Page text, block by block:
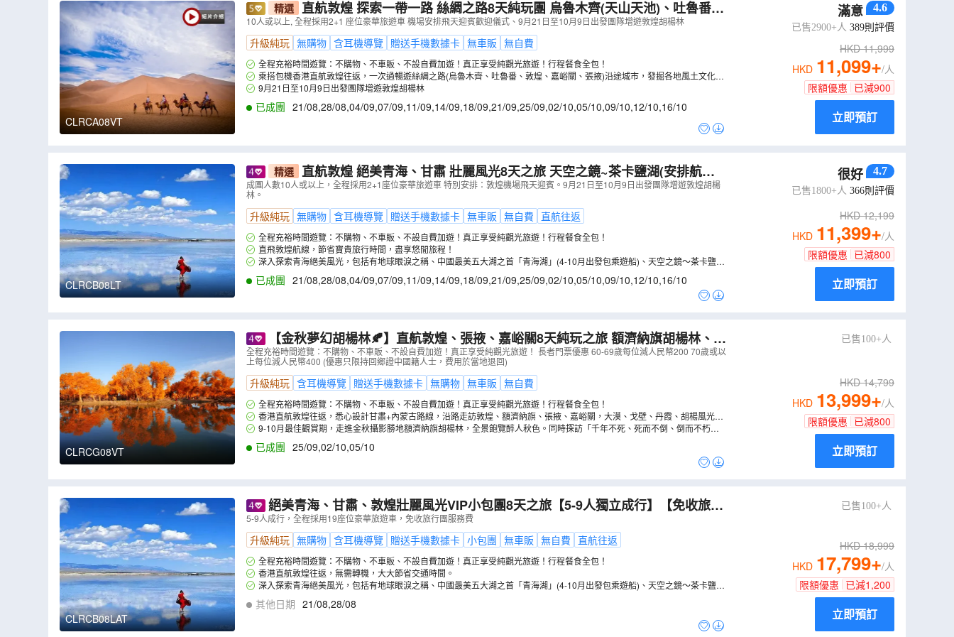
CLRCA08VT
精選 直航敦煌 探索一帶一路 絲綢之路8天純玩團 烏魯木齊(天山天池)、吐魯番
(火焰山、交河故城)、敦煌(莫高窟【保證參觀8個洞窟】、鳴沙山月牙泉騎駱駝體
驗)、嘉峪關、張掖(丹霞地質公園))（CLRCA08VT）
10人或以上, 全程採用2+1 座位豪華旅遊車 機場安排飛天迎賓歡迎儀式、9月21日至10月9日出發團隊增遊敦煌胡楊林
升級純玩 無購物 含耳機導覽 贈送手機數據卡 無車販 無自費
全程充裕時間遊覽：不購物、不車販、不設自費加遊！真正享受純觀光旅遊！行程餐食全包！
乘搭包機香港直航敦煌往返，一次過暢遊絲綢之路(烏魯木齊、吐魯番、敦煌、嘉峪關、張掖)沿途城市，發掘各地風土文化及
獨特風情。
9月21日至10月9日出發團隊增遊敦煌胡楊林
已成團 21/08,28/08,04/09,07/09,11/09,14/09,18/09,21/09,25/09,02/10,05/10,09/10,12/10,16/10
滿意 4.6
已售2900+人 389則評價
HKD11,999
HKD 11,099+/人
限額優惠 已減900
立即預訂
CLRCB08LT
精選 直航敦煌 絕美青海、甘肅 壯麗風光8天之旅 天空之鏡~茶卡鹽湖(安排航
拍)、青海湖、大柴旦翡翠湖、嗚沙山月牙泉(騎駱駝體驗)、塔爾寺、嘉峪關、莫高窟
【保證參觀8個洞窟】、大佛寺
成團人數10人或以上，全程採用2+1座位豪華旅遊車 特別安排：敦煌機場飛天迎賓。9月21日至10月9日出發團隊增遊敦煌胡楊
林。
升級純玩 無購物 含耳機導覽 贈送手機數據卡 無車販 無自費 直航往返
全程充裕時間遊覽：不購物、不車販、不設自費加遊！真正享受純觀光旅遊！行程餐食全包！
直飛敦煌航線，節省寶貴旅行時間，盡享悠閒旅程！
深入探索青海絕美風光，包括有地球眼淚之稱、中國最美五大湖之首「青海湖」(4-10月出發包乘遊船)、天空之鏡～茶卡鹽湖
(包乘電瓶車及小火車)、大柴旦翡翠湖(包乘景區電瓶車)、藏傳佛教聖地～塔爾寺(包乘景區電瓶車)等，壯麗美景令人著迷。更特
別安排茶卡鹽湖及大柴旦翡翠湖航拍，為旅程留下紀念。
已成團 21/08,28/08,04/09,07/09,11/09,14/09,18/09,21/09,25/09,02/10,05/10,09/10,12/10,16/10
很好 4.7
已售1800+人 366則評價
HKD12,199
HKD 11,399+/人
限額優惠 已減800
立即預訂
CLRCG08VT
【金秋夢幻胡楊林🍂】直航敦煌、張掖、嘉峪關8天純玩之旅 額濟納旗胡楊林、黑
水城遺址、怪樹林、居延海、莫高窟(保證參觀8個洞窟)、丹霞地質公園、嘉峪關城
樓、張掖大佛寺、鳴沙山、月牙泉騎駱駝（CLRCG08VT
全程充裕時間遊覽：不購物、不車販、不設自費加遊！真正享受純觀光旅遊！ 長者門票優惠 60-69歲每位減人民幣200 70歲或以
上每位減人民幣400 (優惠只限持回鄉證中國籍人士，費用於當地退回)
升級純玩 含耳機導覽 贈送手機數據卡 無購物 無車販 無自費
全程充裕時間遊覽：不購物、不車販、不設自費加遊！真正享受純觀光旅遊！行程餐食全包！
香港直航敦煌往返，悉心設計甘肅+內蒙古路線，沿路走訪敦煌、額濟納旗、張掖、嘉峪關，大漠、戈壁、丹霞、胡楊風光盡
收眼底。
9-10月最佳觀賞期，走進金秋攝影勝地額濟納旗胡楊林，全景飽覽醉人秋色。同時探訪「千年不死、死而不倒、倒而不朽」
的怪樹林、千年遺址黑水古城及戈壁碧玉居延海。
已成團 25/09,02/10,05/10
已售100+人
HKD14,799
HKD 13,999+/人
限額優惠 已減800
立即預訂
CLRCB08LAT
絕美青海、甘肅、敦煌壯麗風光VIP小包團8天之旅【5-9人獨立成行】【免收旅行
團服務費】天空之鏡~茶卡鹽湖、青海湖、大柴旦翡翠湖、嗚沙山月牙泉、塔爾寺、嘉
峪關、莫高窟、大佛寺（CLRCB08LAT）
5-9人成行，全程採用19座位豪華旅遊車，免收旅行團服務費
升級純玩 無購物 含耳機導覽 贈送手機數據卡 小包團 無車販 無自費 直航往返
全程充裕時間遊覽：不購物、不車販、不設自費加遊！真正享受純觀光旅遊！行程餐食全包！
香港直航敦煌往返，無需轉機，大大節省交通時間。
深入探索青海絕美風光，包括有地球眼淚之稱、中國最美五大湖之首「青海湖」(4-10月出發包乘遊船)、天空之鏡～茶卡鹽湖
(包乘電瓶車及小火車)、大柴旦翡翠湖(包乘景區電瓶車)、藏傳佛教聖地～塔爾寺(包乘景區電瓶車)等，壯麗美景令人著迷。更特
別安排大柴旦翡翠湖航拍，為旅程留下紀念。
其他日期 21/08,28/08
已售100+人
HKD18,999
HKD 17,799+/人
限額優惠 已減1,200
立即預訂